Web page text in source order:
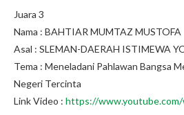
Juara 3
Nama : BAHTIAR MUMTAZ MUSTOFA
Asal : SLEMAN-DAERAH ISTIMEWA
Tema : Meneladani Pahlawan Bangsa
Negeri Tercinta
Link Video : https://